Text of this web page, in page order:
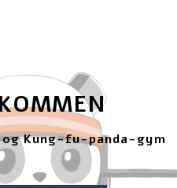
Kung-fu-panda-gym